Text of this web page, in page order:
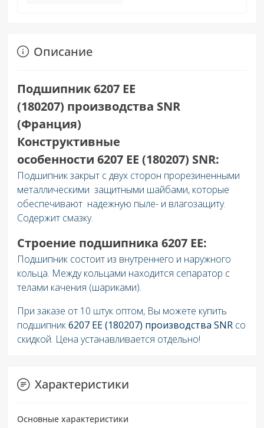
Описание
Подшипник 6207 EE
(180207) производства SNR
(Франция)
Конструктивные
особенности 6207 EE (180207) SNR:
Подшипник закрыт с двух сторон прорезиненными
металлическими защитными шайбами, которые
обеспечивают надежную пыле- и влагозащиту.
Содержит смазку.
Строение подшипника 6207 EE:
Подшипник состоит из внутреннего и наружного
кольца. Между кольцами находится сепаратор с
телами качения (шариками).
При заказе от 10 штук оптом, Вы можете купить
подшипник6207 EE (180207) производства SNR со
скидкой. Цена устанавливается отдельно!
Характеристики
Основные характеристики